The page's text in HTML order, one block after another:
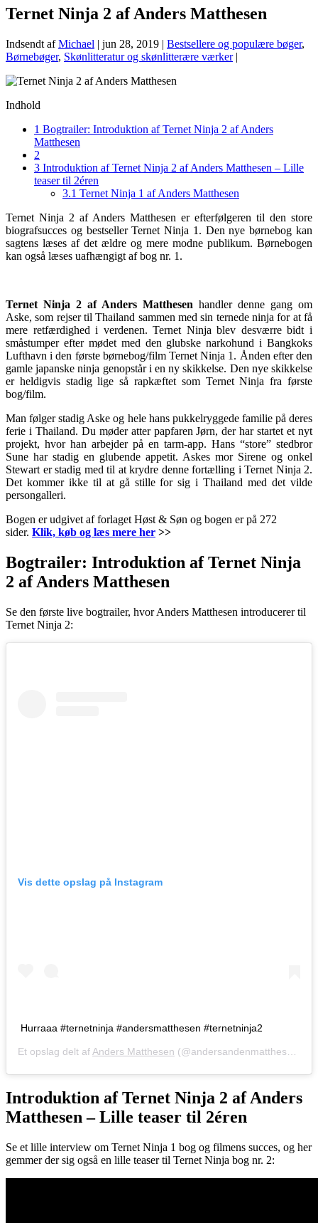
Ternet Ninja 2 af Anders Matthesen
Indsendt afMichael | jun 28, 2019 | Bestsellere og populære bøger,
Børnebøger, Skønlitteratur og skønlitterære værker|
Indhold
1 Bogtrailer: Introduktion af Ternet Ninja 2 af Anders
Matthesen
2
3 Introduktion af Ternet Ninja 2 af Anders Matthesen – Lille
teaser til 2éren
3.1 Ternet Ninja 1 af Anders Matthesen
Ternet Ninja 2 af Anders Matthesen er efterfølgeren til den store
biografsucces og bestseller Ternet Ninja 1. Den nye børnebog kan
sagtens læses af det ældre og mere modne publikum. Børnebogen
kan også læses uafhængigt af bog nr. 1.
Ternet Ninja 2 af Anders Matthesen handler denne gang om
Aske, som rejser til Thailand sammen med sin ternede ninja for at få
mere retfærdighed i verdenen. Ternet Ninja blev desværre bidt i
småstumper efter mødet med den glubske narkohund i Bangkoks
Lufthavn i den første børnebog/film Ternet Ninja 1. Ånden efter den
gamle japanske ninja genopstår i en ny skikkelse. Den nye skikkelse
er heldigvis stadig lige så rapkæftet som Ternet Ninja fra første
bog/film.
Man følger stadig Aske og hele hans pukkelryggede familie på deres
ferie i Thailand. Du møder atter papfaren Jørn, der har startet et nyt
projekt, hvor han arbejder på en tarm-app. Hans “store” stedbror
Sune har stadig en glubende appetit. Askes mor Sirene og onkel
Stewart er stadig med til at krydre denne fortælling i Ternet Ninja 2.
Det kommer ikke til at gå stille for sig i Thailand med det vilde
persongalleri.
Bogen er udgivet af forlaget Høst & Søn og bogen er på 272
sider. Klik, køb og læs mere her >>
Bogtrailer: Introduktion af Ternet Ninja
2 af Anders Matthesen
Se den første live bogtrailer, hvor Anders Matthesen introducerer til
Ternet Ninja 2:
Vis dette opslag på Instagram
Hurraaa #ternetninja #andersmatthesen #ternetninja2
Et opslag delt af Anders Matthesen (@andersandenmatthesen) den
Introduktion af Ternet Ninja 2 af Anders
Matthesen – Lille teaser til 2éren
Se et lille interview om Ternet Ninja 1 bog og filmens succes, og her
gemmer der sig også en lille teaser til Ternet Ninja bog nr. 2: